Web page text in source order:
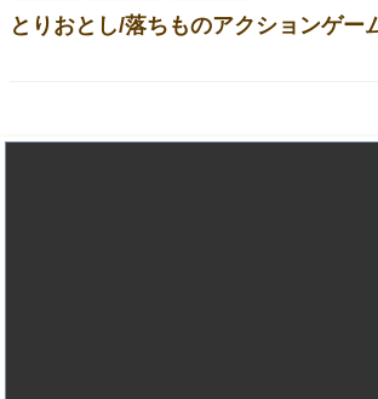
とりおとし/落ちものアクションゲー